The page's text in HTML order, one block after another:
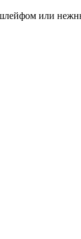
или